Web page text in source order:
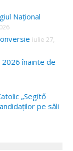
Național
iulie 27,
înainte de
„Segítő
pe săli